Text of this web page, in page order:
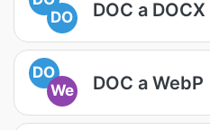
DO
DOC a DOCX
DO
We
DOC a WebP